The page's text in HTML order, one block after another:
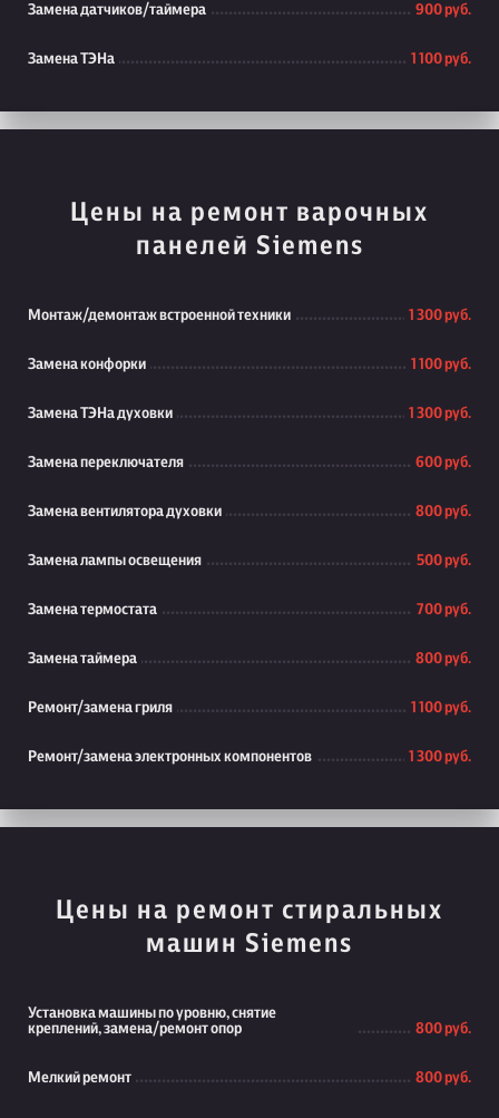
Замена датчиков/таймера 900 руб.
Замена ТЭНа 1 100 руб.
Цены на ремонт варочных
панелей Siemens
Монтаж/демонтаж встроенной техники 1 300 руб.
Замена конфорки 1 100 руб.
Замена ТЭНа духовки 1 300 руб.
Замена переключателя 600 руб.
Замена вентилятора духовки 800 руб.
Замена лампы освещения 500 руб.
Замена термостата 700 руб.
Замена таймера 800 руб.
Ремонт/замена гриля 1 100 руб.
Ремонт/замена электронных компонентов 1 300 руб.
Цены на ремонт стиральных
машин Siemens
Установка машины по уровню, снятие
креплений, замена/ремонт опор
800 руб.
Мелкий ремонт 800 руб.